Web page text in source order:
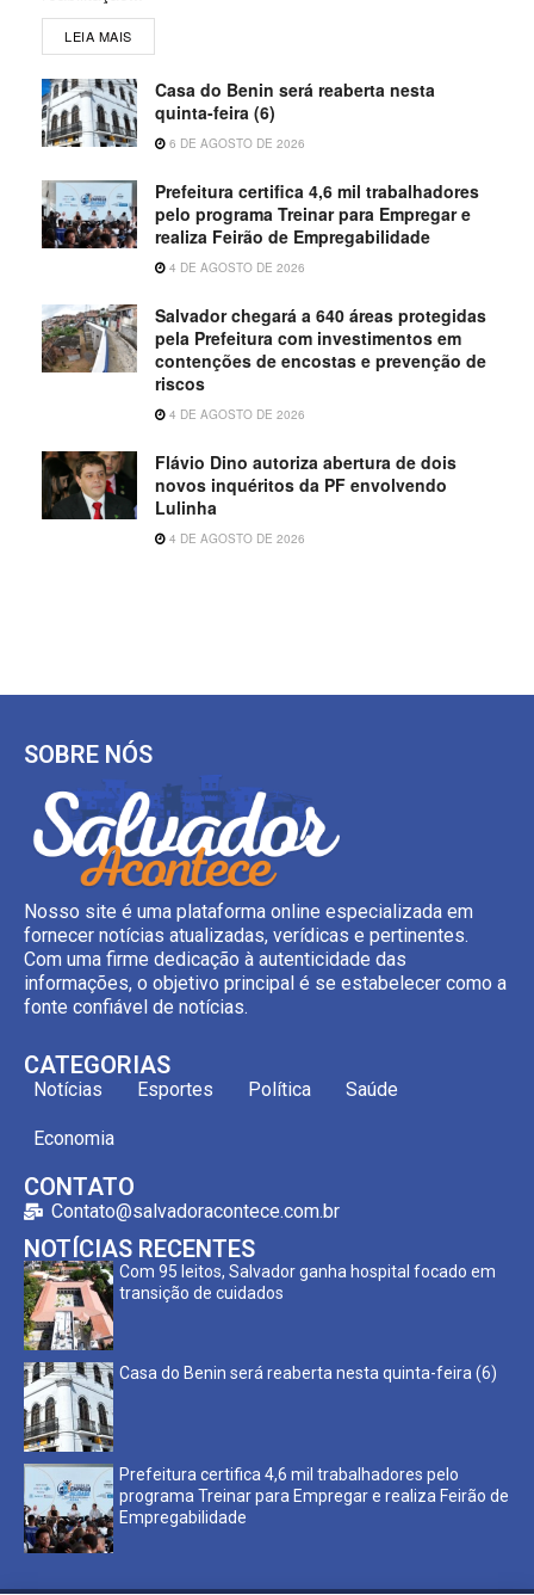
LEIA MAIS
Casa do Benin será reaberta nesta
quinta-feira (6)
6 DE AGOSTO DE 2026
Prefeitura certifica 4,6 mil trabalhadores
pelo programa Treinar para Empregar e
realiza Feirão de Empregabilidade
4 DE AGOSTO DE 2026
Salvador chegará a 640 áreas protegidas
pela Prefeitura com investimentos em
contenções de encostas e prevenção de
riscos
4 DE AGOSTO DE 2026
Flávio Dino autoriza abertura de dois
novos inquéritos da PF envolvendo
Lulinha
4 DE AGOSTO DE 2026
SOBRE NÓS
Nosso site é uma plataforma online especializada em
fornecer notícias atualizadas, verídicas e pertinentes.
Com uma firme dedicação à autenticidade das
informações, o objetivo principal é se estabelecer como a
fonte confiável de notícias.
CATEGORIAS
Notícias Esportes Política Saúde
Economia
CONTATO
Contato@salvadoracontece.com.br
NOTÍCIAS RECENTES
Com 95 leitos, Salvador ganha hospital focado em
transição de cuidados
Casa do Benin será reaberta nesta quinta-feira (6)
Prefeitura certifica 4,6 mil trabalhadores pelo
programa Treinar para Empregar e realiza Feirão de
Empregabilidade